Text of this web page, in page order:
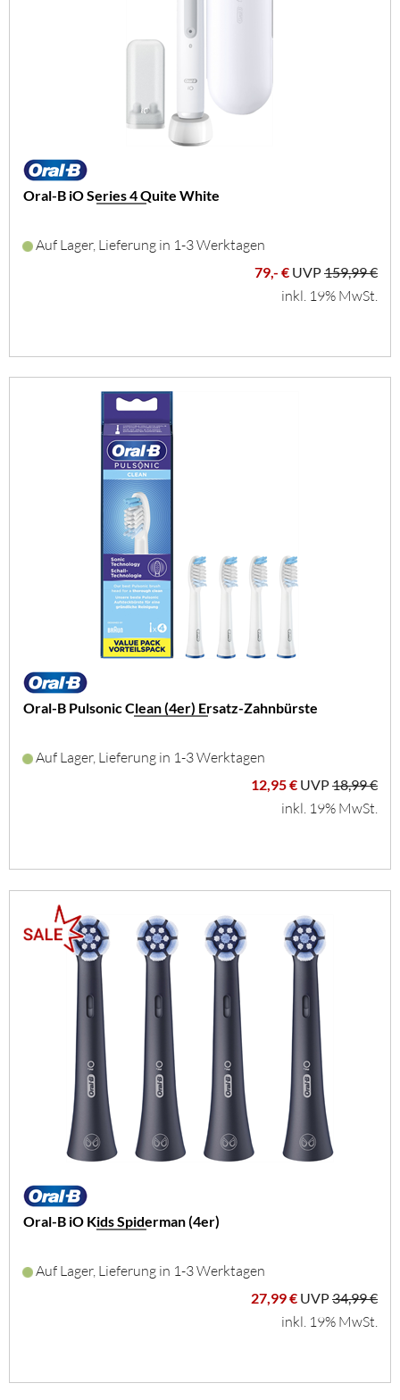
Oral-B iO Series 4 Quite White
Auf Lager, Lieferung in 1-3 Werktagen
79,- € UVP159,99 €
inkl. 19% MwSt.
Oral-B Pulsonic Clean (4er) Ersatz-Zahnbürste
Auf Lager, Lieferung in 1-3 Werktagen
12,95 € UVP18,99 €
inkl. 19% MwSt.
Oral-B iO Kids Spiderman (4er)
Auf Lager, Lieferung in 1-3 Werktagen
27,99 € UVP34,99 €
inkl. 19% MwSt.